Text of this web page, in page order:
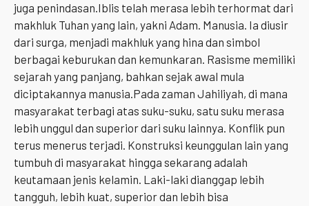
juga penindasan.Iblis telah merasa lebih terhormat dari
makhluk Tuhan yang lain, yakni Adam. Manusia. Ia diusir
dari surga, menjadi makhluk yang hina dan simbol
berbagai keburukan dan kemunkaran. Rasisme memiliki
sejarah yang panjang, bahkan sejak awal mula
diciptakannya manusia.Pada zaman Jahiliyah, di mana
masyarakat terbagi atas suku-suku, satu suku merasa
lebih unggul dan superior dari suku lainnya. Konflik pun
terus menerus terjadi. Konstruksi keunggulan lain yang
tumbuh di masyarakat hingga sekarang adalah
keutamaan jenis kelamin. Laki-laki dianggap lebih
tangguh, lebih kuat, superior dan lebih bisa